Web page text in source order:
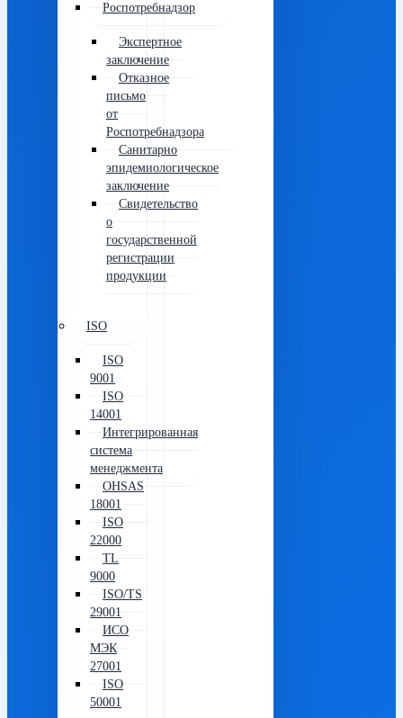
Роспотребнадзор
Экспертное
заключение
Отказное
письмо
от
Роспотребнадзора
Санитарно
эпидемиологическое
заключение
Свидетельство
о
государственной
регистрации
продукции
ISO
ISO
9001
ISO
14001
Интегрированная
система
менеджмента
OHSAS
18001
ISO
22000
TL
9000
ISO/TS
29001
ИСО
МЭК
27001
ISO
50001